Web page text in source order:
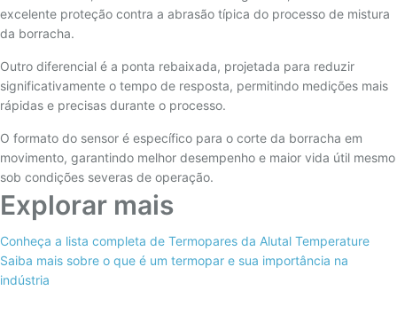
excelente proteção contra a abrasão típica do processo de mistura
da borracha.
Outro diferencial é a ponta rebaixada, projetada para reduzir
significativamente o tempo de resposta, permitindo medições mais
rápidas e precisas durante o processo.
O formato do sensor é específico para o corte da borracha em
movimento, garantindo melhor desempenho e maior vida útil mesmo
sob condições severas de operação.
Explorar mais
Conheça a lista completa de Termopares da Alutal Temperature
Saiba mais sobre o que é um termopar e sua importância na
indústria